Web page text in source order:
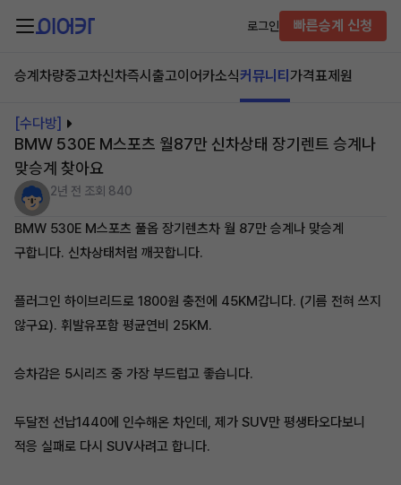
로그인 빠른승계 신청
승계차량중고차신차즉시출고이어카소식커뮤니티 가격표제원
[수다방]
BMW 530E M스포츠 월87만 신차상태 장기렌트 승계나
맞승계 찾아요
2년 전 조회 840
BMW 530E M스포츠 풀옵 장기렌츠차 월 87만 승계나 맞승계
구합니다. 신차상태처럼 깨끗합니다.
플러그인 하이브리드로 1800원 충전에 45KM갑니다. (기름 전혀 쓰지
않구요). 휘발유포함 평균연비 25KM.
​승차감은 5시리즈 중 가장 부드럽고 좋습니다.
두달전 선납1440에 인수해온 차인데, 제가 SUV만 평생타오다보니
적응 실패로 다시 SUV사려고 합니다.